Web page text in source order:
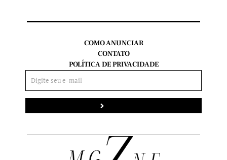
COMO ANUNCIAR
CONTATO
POLÍTICA DE PRIVACIDADE